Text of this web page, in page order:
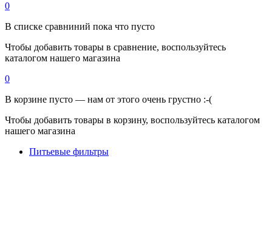
0
В списке сравниний пока что пусто
Чтобы добавить товары в сравнение, воспользуйтесь
каталогом нашего магазина
0
В корзине пусто — нам от этого очень грустно :-(
Чтобы добавить товары в корзину, воспользуйтесь каталогом
нашего магазина
Питьевые фильтры